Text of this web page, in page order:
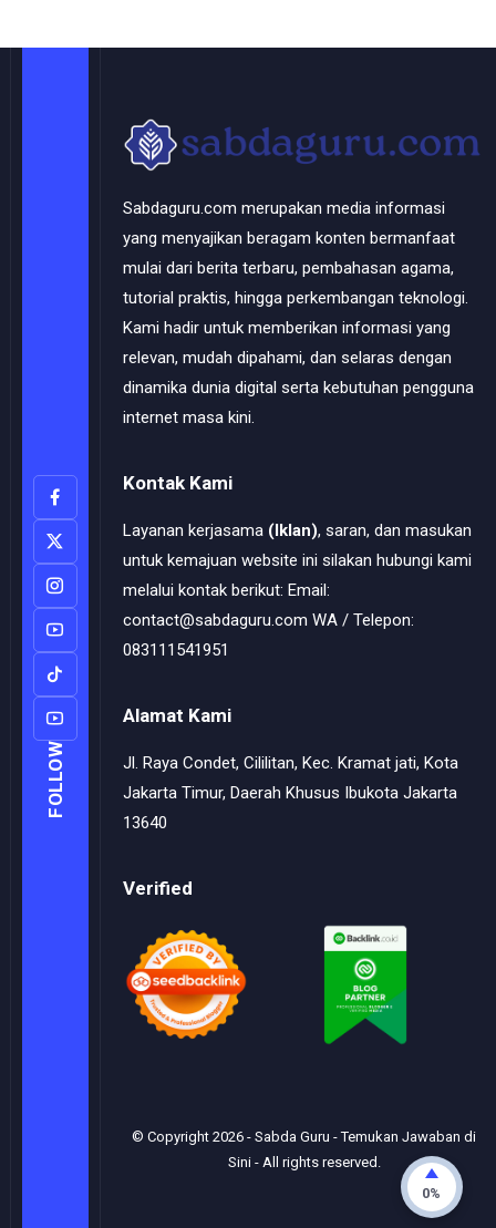
FOLLOW
Sabdaguru.com merupakan media informasi
yang menyajikan beragam konten bermanfaat
mulai dari berita terbaru, pembahasan agama,
tutorial praktis, hingga perkembangan teknologi.
Kami hadir untuk memberikan informasi yang
relevan, mudah dipahami, dan selaras dengan
dinamika dunia digital serta kebutuhan pengguna
internet masa kini.
Kontak Kami
Layanan kerjasama (Iklan), saran, dan masukan
untuk kemajuan website ini silakan hubungi kami
melalui kontak berikut: Email:
contact@sabdaguru.com WA / Telepon:
083111541951
Alamat Kami
Jl. Raya Condet, Cililitan, Kec. Kramat jati, Kota
Jakarta Timur, Daerah Khusus Ibukota Jakarta
13640
Verified
© Copyright2026 -Sabda Guru - Temukan Jawaban di
Sini- All rights reserved.
0%